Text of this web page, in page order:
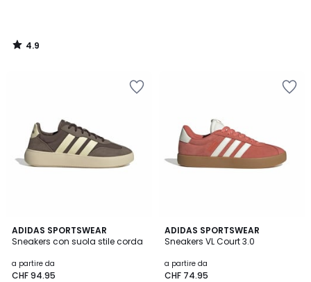
4.9
/
ADIDAS SPORTSWEAR
Sneakers con suola stile corda
a partire da
CHF 94.95
4.8
/ 5
ADIDAS SPORTSWEAR
Sneakers VL Court 3.0
a partire da
CHF 74.95
4.8
/ 5
5
Colori